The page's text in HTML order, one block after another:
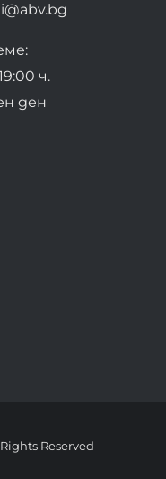
ч.
ден
Reserved